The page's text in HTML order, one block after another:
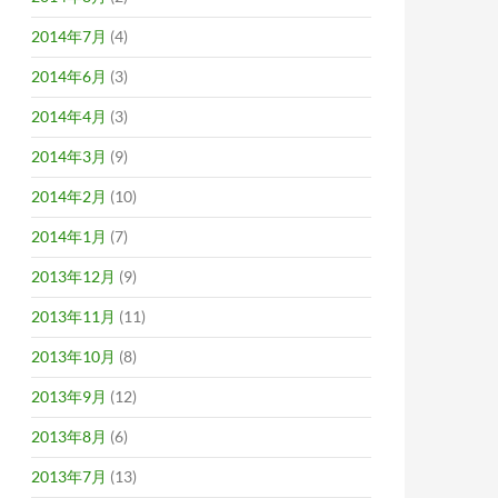
2014年7月 (4)
2014年6月 (3)
2014年4月 (3)
2014年3月 (9)
2014年2月 (10)
2014年1月 (7)
2013年12月 (9)
2013年11月 (11)
2013年10月 (8)
2013年9月 (12)
2013年8月 (6)
2013年7月 (13)